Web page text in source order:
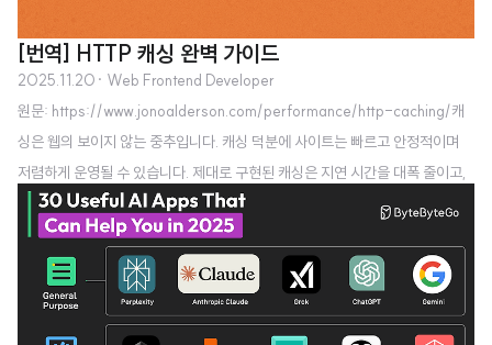
[번역] HTTP 캐싱 완벽 가이드
2025.11.20 · Web Frontend Developer
원문: https://www.jonoalderson.com/performance/http-caching/캐
싱은 웹의 보이지 않는 중추입니다. 캐싱 덕분에 사이트는 빠르고 안정적이며
저렴하게 운영될 수 있습니다. 제대로 구현된 캐싱은 지연 시간을 대폭 줄이고,
서버 부하를 감소시키며, 취약한 인프라도 갑작스러운 트래픽 급증을 견딜 수
있게 합니다. 반면, 잘못 구현되거나 완전히 무시될 경우 웹사이트는 느리고 불
안정하며, 유지보수 비용이 많이 들게 됩니다.근본적으로 캐싱은 불필요한 작업
을 줄이는 것입니다. 브라우저, CDN 또는 프락시가 변경되지 않은 리소스를 서
버에 요청해야 할 때마다 시간과 대역폭이 낭비됩니다. 서버가 동일한 콘텐츠를